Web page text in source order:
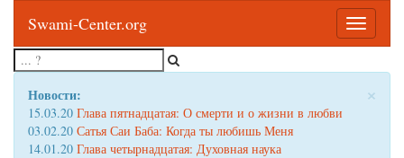
Toggle
Swami-Center.org
×
Новости:
15.03.20 Глава пятнадцатая: О смерти и о жизни в любви
03.02.20 Сатья Саи Баба: Когда ты любишь Меня
14.01.20 Глава четырнадцатая: Духовная наука